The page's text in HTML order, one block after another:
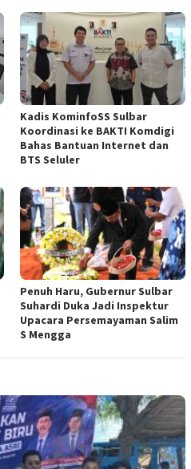
Kadis KominfoSS Sulbar
Koordinasi ke BAKTI Komdigi
Bahas Bantuan Internet dan
BTS Seluler
Penuh Haru, Gubernur Sulbar
Suhardi Duka Jadi Inspektur
Upacara Persemayaman Salim
S Mengga